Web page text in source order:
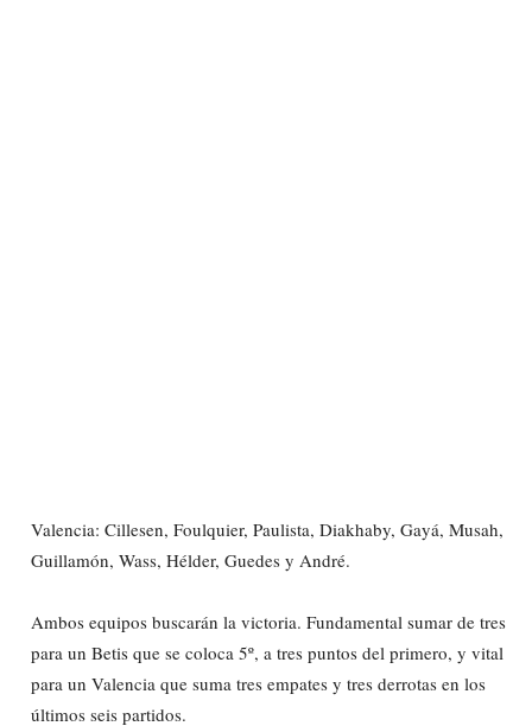
Valencia: Cillesen, Foulquier, Paulista, Diakhaby, Gayá, Musah,
Guillamón, Wass, Hélder, Guedes y André.
Ambos equipos buscarán la victoria. Fundamental sumar de tres
para un Betis que se coloca 5º, a tres puntos del primero, y vital
para un Valencia que suma tres empates y tres derrotas en los
últimos seis partidos.